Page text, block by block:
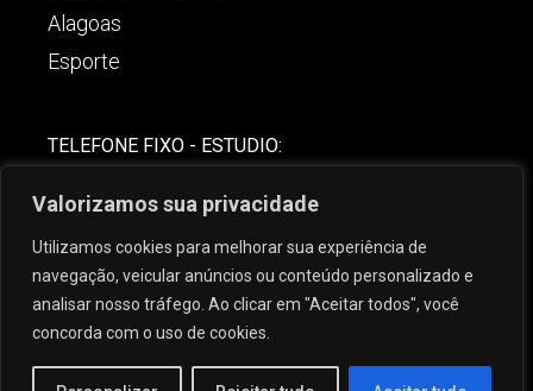
Valorizamos sua privacidade
Utilizamos cookies para melhorar sua experiência de
navegação, veicular anúncios ou conteúdo personalizado e
analisar nosso tráfego. Ao clicar em "Aceitar todos", você
concorda com o uso de cookies.
Alagoas
Esporte
TELEFONE FIXO - ESTUDIO:
(82) 99621-8806